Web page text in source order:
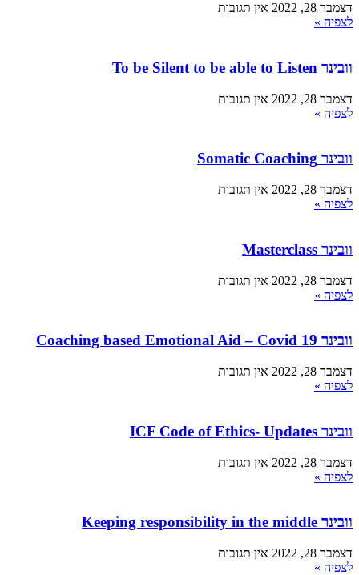
דצמבר 28, 2022
אין תגובות
לצפיה »
וובינר To be Silent to be able to Listen
דצמבר 28, 2022
אין תגובות
לצפיה »
וובינר Somatic Coaching
דצמבר 28, 2022
אין תגובות
לצפיה »
וובינר Masterclass
דצמבר 28, 2022
אין תגובות
לצפיה »
וובינר Coaching based Emotional Aid – Covid 19
דצמבר 28, 2022
אין תגובות
לצפיה »
וובינר ICF Code of Ethics- Updates
דצמבר 28, 2022
אין תגובות
לצפיה »
וובינר Keeping responsibility in the middle
דצמבר 28, 2022
אין תגובות
לצפיה »